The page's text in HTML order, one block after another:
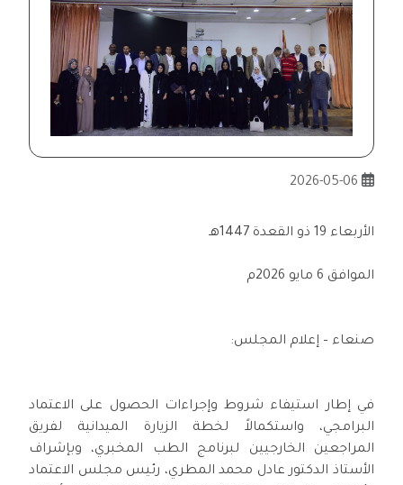
الأربعاء 19 ذو القعدة 1447هـ
الموافق 6 مايو 2026م
صنعاء – إعلام المجلس:
في إطار استيفاء شروط وإجراءات الحصول على الاعتماد
البرامجي، واستكمالاً لخطة الزيارة الميدانية لفريق
المراجعين الخارجيين لبرنامج الطب المخبري، وبإشراف
الأستاذ الدكتور عادل محمد المطري، رئيس مجلس الاعتماد